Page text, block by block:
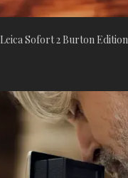
Leica Sofort 2 Burton Edition